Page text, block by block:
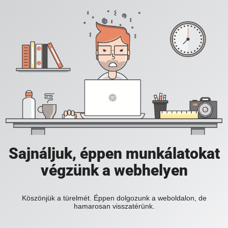
Sajnáljuk, éppen munkálatokat
végzünk a webhelyen
Köszönjük a türelmét. Éppen dolgozunk a weboldalon, de
hamarosan visszatérünk.